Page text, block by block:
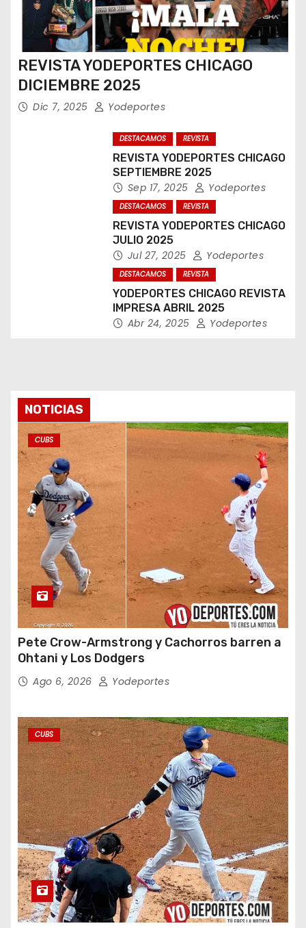
REVISTA YODEPORTES CHICAGO
DICIEMBRE 2025
Dic 7, 2025 Yodeportes
DESTACAMOS REVISTA
REVISTA YODEPORTES CHICAGO
SEPTIEMBRE 2025
Sep 17, 2025 Yodeportes
DESTACAMOS REVISTA
REVISTA YODEPORTES CHICAGO
JULIO 2025
Jul 27, 2025 Yodeportes
DESTACAMOS REVISTA
YODEPORTES CHICAGO REVISTA
IMPRESA ABRIL 2025
Abr 24, 2025 Yodeportes
NOTICIAS
CUBS
Pete Crow-Armstrong y Cachorros barren a
Ohtani y Los Dodgers
Ago 6, 2026 Yodeportes
CUBS